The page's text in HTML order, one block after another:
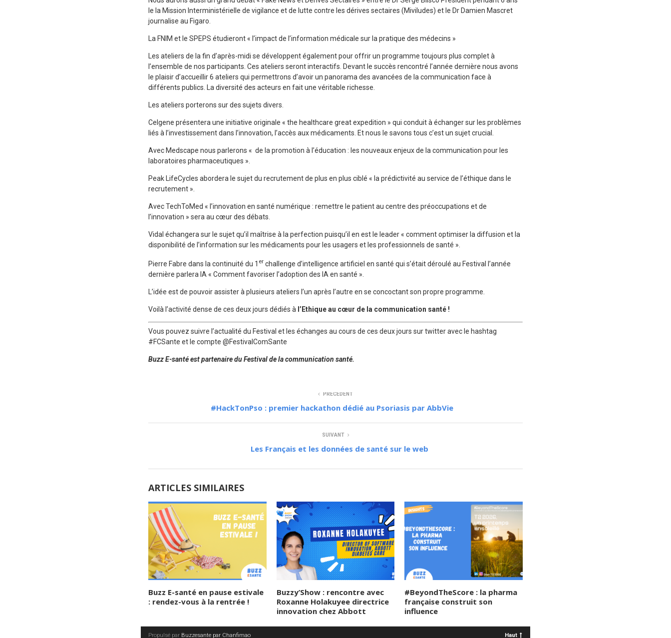
le la Mission Interministérielle de vigilance et de lutte contre les dérives sectaires (Miviludes) et le Dr Damien Mascret
journalise au Figaro.
La FNIM et le SPEPS étudieront « l’impact de l’information médicale sur la pratique des médecins »
Les ateliers de la fin d’après-midi se développent également pour offrir un programme toujours plus complet à
l’ensemble de nos participants. Ces ateliers seront interactifs. Devant le succès rencontré l’année dernière nous avons
le plaisir d’accueillir 6 ateliers qui permettrons d’avoir un panorama des avancées de la communication face à
différents publics. La diversité des acteurs en fait une véritable richesse.
Les ateliers porterons sur des sujets divers.
Celgene présentera une initiative originale « the healthcare great expedition » qui conduit à échanger sur les problèmes
liés à l’investissement dans l’innovation, l’accès aux médicaments. Et nous le savons tous c’est un sujet crucial.
Avec Medscape nous parlerons « de la promotion à l’éducation : les nouveaux enjeux de la communication pour les
laboratoires pharmaceutiques ».
Peak LifeCycles abordera le sujet du recrutement de plus en plus ciblé « la prédictivité au service de l’éthique dans le
recrutement ».
Avec TechToMed « l’innovation en santé numérique : remettre le patient au centre des préoccupations et de
l’innovation » sera au cœur des débats.
Vidal échangera sur le sujet qu’il maîtrise à la perfection puisqu’il en est le leader « comment optimiser la diffusion et la
disponibilité de l’information sur les médicaments pour les usagers et les professionnels de santé ».
Pierre Fabre dans la continuité du 1 er challenge d’intelligence artificiel en santé qui s’était déroulé au Festival l’année
dernière parlera IA « Comment favoriser l’adoption des IA en santé ».
L’idée est de pouvoir assister à plusieurs ateliers l’un après l’autre en se concoctant son propre programme.
Voilà l’activité dense de ces deux jours dédiés à l’Ethique au cœur de la communication santé !
Vous pouvez suivre l’actualité du Festival et les échanges au cours de ces deux jours sur twitter avec le hashtag
#FCSante et le compte @FestivalComSante
Buzz E-santé est partenaire du Festival de la communication santé.
PRÉCÉDENT
#HackTonPso : premier hackathon dédié au Psoriasis par AbbVie
SUIVANT
Les Français et les données de santé sur le web
ARTICLES SIMILAIRES
Buzz E-santé en pause estivale
: rendez-vous à la rentrée !
Buzzy’Show : rencontre avec
Roxanne Holakuyee directrice
innovation chez Abbott
#BeyondTheScore : la pharma
française construit son
influence
Propulsé par Buzzesante par Chanfimao Haut